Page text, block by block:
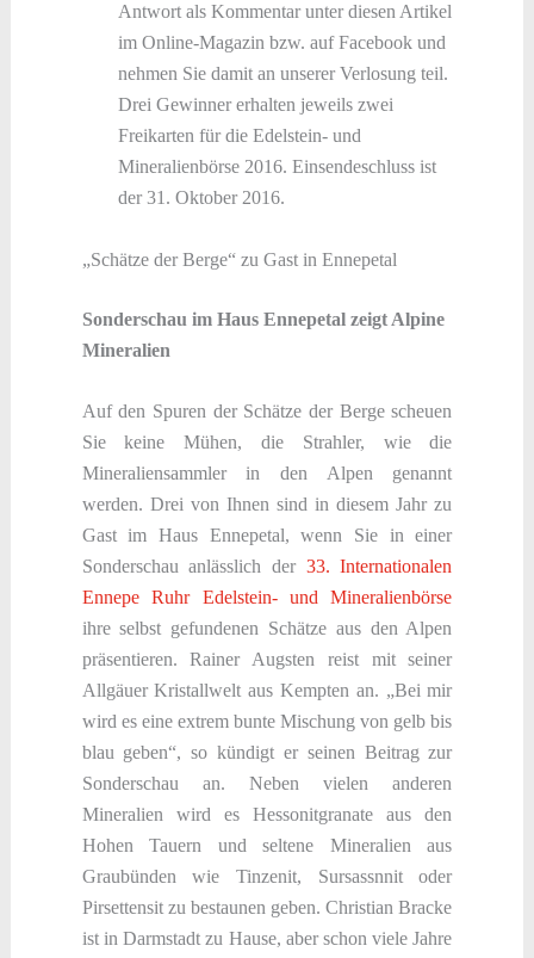
Antwort als Kommentar unter diesen Artikel
im Online-Magazin bzw. auf Facebook und
nehmen Sie damit an unserer Verlosung teil.
Drei Gewinner erhalten jeweils zwei
Freikarten für die Edelstein- und
Mineralienbörse 2016. Einsendeschluss ist
der 31. Oktober 2016.
„Schätze der Berge“ zu Gast in Ennepetal
Sonderschau im Haus Ennepetal zeigt Alpine
Mineralien
Auf den Spuren der Schätze der Berge scheuen
Sie keine Mühen, die Strahler, wie die
Mineraliensammler in den Alpen genannt
werden. Drei von Ihnen sind in diesem Jahr zu
Gast im Haus Ennepetal, wenn Sie in einer
Sonderschau anlässlich der 33. Internationalen
Ennepe Ruhr Edelstein- und Mineralienbörse
ihre selbst gefundenen Schätze aus den Alpen
präsentieren. Rainer Augsten reist mit seiner
Allgäuer Kristallwelt aus Kempten an. „Bei mir
wird es eine extrem bunte Mischung von gelb bis
blau geben“, so kündigt er seinen Beitrag zur
Sonderschau an. Neben vielen anderen
Mineralien wird es Hessonitgranate aus den
Hohen Tauern und seltene Mineralien aus
Graubünden wie Tinzenit, Sursassnnit oder
Pirsettensit zu bestaunen geben. Christian Bracke
ist in Darmstadt zu Hause, aber schon viele Jahre